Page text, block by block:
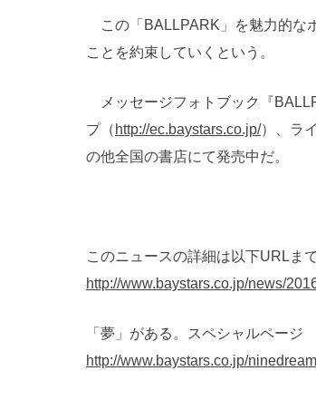
この「BALLPARK」を魅力的な
ことを約束していくという。
メッセージフォトブック『
プ（ http://ec.baystars.co.jp/）、ラ
の他全国の書店にて発売中だ。
このニュースの詳細は以下URLまで
http://www.baystars.co.jp/news/
「夢」がある。スペシャルページ
http://www.baystars.co.jp/